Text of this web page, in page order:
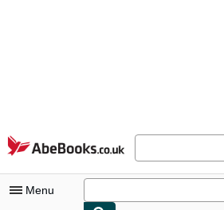
Skip to main content
AbeBooks.co.uk
Menu